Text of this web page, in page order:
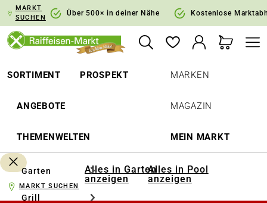
Zur Hauptnavigation springen
MARKT
SUCHEN
Über 500× in deiner Nähe Kostenlose
SORTIMENT PROSPEKT
ANGEBOTE
THEMENWELTEN
MARKEN
MAGAZIN
MEIN MARKT
Garten
Grill
Alles in Garten
anzeigen
Alles in Pool
anzeigen
MARKT SUCHEN